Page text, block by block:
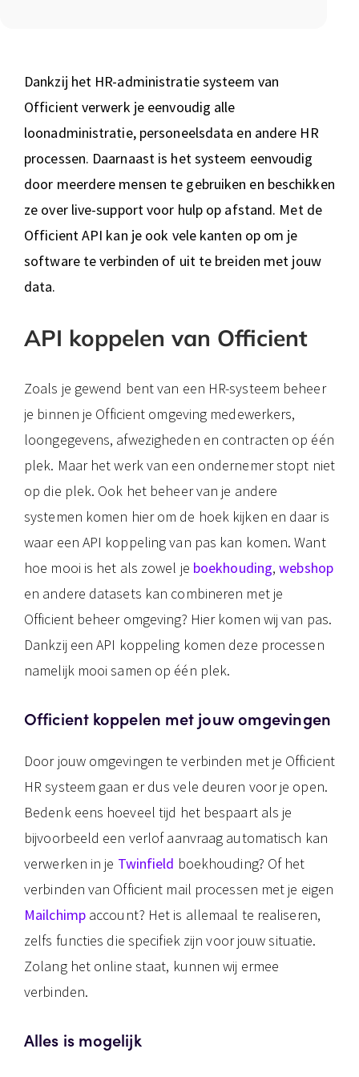
Dankzij het HR-administratie systeem van
Officient verwerk je eenvoudig alle
loonadministratie, personeelsdata en andere HR
processen. Daarnaast is het systeem eenvoudig
door meerdere mensen te gebruiken en beschikken
ze over live-support voor hulp op afstand. Met de
Officient API kan je ook vele kanten op om je
software te verbinden of uit te breiden met jouw
data.
API koppelen van Officient
Zoals je gewend bent van een HR-systeem beheer
je binnen je Officient omgeving medewerkers,
loongegevens, afwezigheden en contracten op één
plek. Maar het werk van een ondernemer stopt niet
op die plek. Ook het beheer van je andere
systemen komen hier om de hoek kijken en daar is
waar een API koppeling van pas kan komen. Want
hoe mooi is het als zowel je boekhouding,webshop
en andere datasets kan combineren met je
Officient beheer omgeving? Hier komen wij van pas.
Dankzij een API koppeling komen deze processen
namelijk mooi samen op één plek.
Officient koppelen met jouw omgevingen
Door jouw omgevingen te verbinden met je Officient
HR systeem gaan er dus vele deuren voor je open.
Bedenk eens hoeveel tijd het bespaart als je
bijvoorbeeld een verlof aanvraag automatisch kan
verwerken in je Twinfield boekhouding? Of het
verbinden van Officient mail processen met je eigen
Mailchimpaccount? Het is allemaal te realiseren,
zelfs functies die specifiek zijn voor jouw situatie.
Zolang het online staat, kunnen wij ermee
verbinden.
Alles is mogelijk